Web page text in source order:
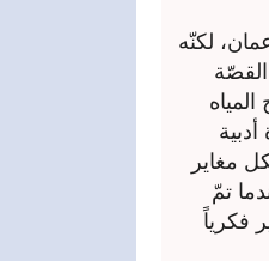
ـ عمان، لكنّه
مغاير
تمّ
فكرياً